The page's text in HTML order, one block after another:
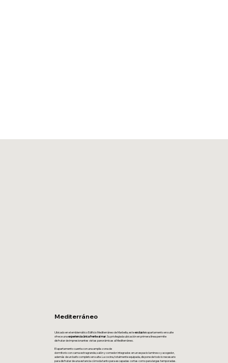
Mediterráneo
Ubicado en el emblemático Edificio Mediterráneo de Marbella, esteexclusivoapartamento en suite
ofrece unaexperiencia única frente al mar. Su privilegiada ubicación en primera línea permite
disfrutar de impresionantes vistas panorámicas al Mediterráneo.
El apartamento cuenta con una amplia zona de
dormitorio con cama extragrande, salón y comedor integrados en un espacio luminoso y acogedor,
además de un baño completo en suite. La cocina, totalmente equipada, dispone de todo lo necesario
para disfrutar de una estancia cómoda tanto para escapadas cortas como para largas temporadas.